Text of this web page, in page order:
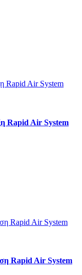
Rapid Air System
Rapid Air System